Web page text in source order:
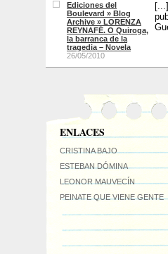
Ediciones del
Boulevard » Blog
Archive » LORENZA
REYNAFÉ. O Quiroga,
la barranca de la
tragedia – Novela
26/05/2010
ENLACES
CRISTINA BAJO
ESTEBAN DÓMINA
LEONOR MAUVECÍN
PEINATE QUE VIENE GENTE